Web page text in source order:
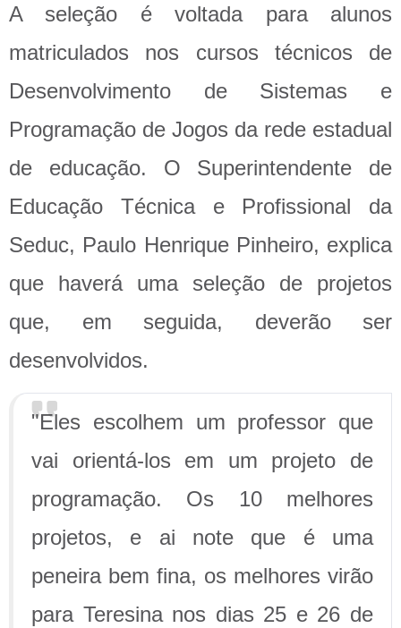
A seleção é voltada para alunos
matriculados nos cursos técnicos de
Desenvolvimento de Sistemas e
Programação de Jogos da rede estadual
de educação. O Superintendente de
Educação Técnica e Profissional da
Seduc, Paulo Henrique Pinheiro, explica
que haverá uma seleção de projetos
que, em seguida, deverão ser
desenvolvidos.
"Eles escolhem um professor que
vai orientá-los em um projeto de
programação. Os 10 melhores
projetos, e ai note que é uma
peneira bem fina, os melhores virão
para Teresina nos dias 25 e 26 de